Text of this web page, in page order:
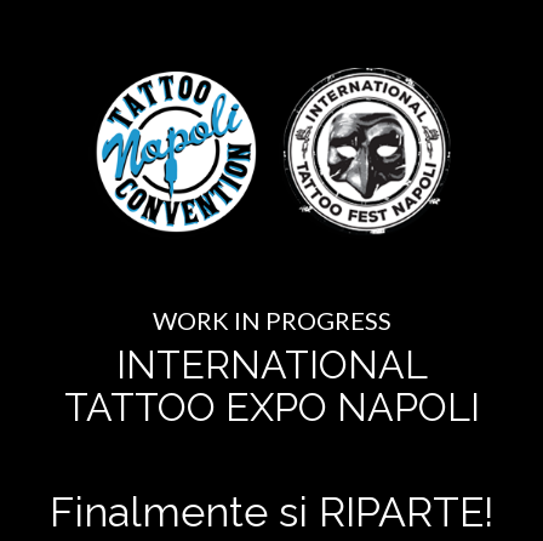
WORK IN PROGRESS
INTERNATIONAL
TATTOO EXPO NAPOLI
Finalmente si RIPARTE!